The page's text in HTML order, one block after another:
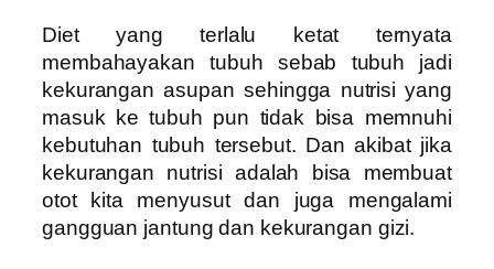
Diet yang terlalu ketat ternyata
membahayakan tubuh sebab tubuh jadi
kekurangan asupan sehingga nutrisi yang
masuk ke tubuh pun tidak bisa memnuhi
kebutuhan tubuh tersebut. Dan akibat jika
kekurangan nutrisi adalah bisa membuat
otot kita menyusut dan juga mengalami
gangguan jantung dan kekurangan gizi.